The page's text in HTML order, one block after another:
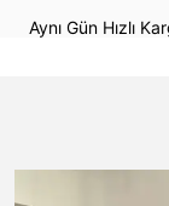
Aynı Gün Hızlı